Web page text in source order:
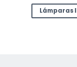
Lámparas